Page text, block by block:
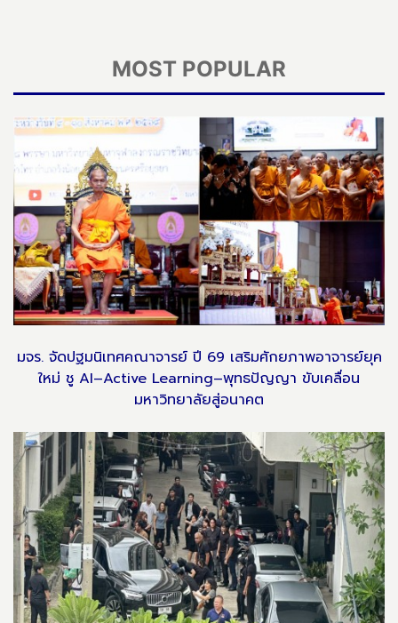
MOST POPULAR
มจร. จัดปฐมนิเทศคณาจารย์ ปี 69 เสริมศักยภาพอาจารย์ยุค
ใหม่ ชู AI–Active Learning–พุทธปัญญา ขับเคลื่อน
มหาวิทยาลัยสู่อนาคต